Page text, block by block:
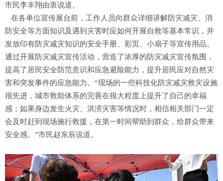
市民李丰翔由衷说道。
在各单位宣传展台前，工作人员向群众详细讲解防灾减灾、消
防安全等方面知识及遇到灾害时应如何开展自救等基本常识，并
发放印有防灾减灾知识的安全手册、彩页、小扇子等宣传用品。
通过开展防灾减灾宣传活动，营造了浓厚的防灾减灾宣传氛围，
提高了居民安全防范意识和应急避险能力，提升居民应对自然灾
害和突发事件的应急能力。“现场的一些科技化防灾减灾救灾设施
很先进，城市救助体系的完善在很大程度上提升了自己的幸福
感；如果身边发生火灾、洪涝灾害等情况时，相信相关部门一定
会及时赶到现场施行救援，在第一时间帮助到群众，给群众带来
安全感。”市民赵东辰说道。